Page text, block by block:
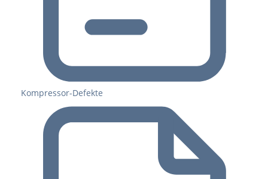
Kompressor-Defekte